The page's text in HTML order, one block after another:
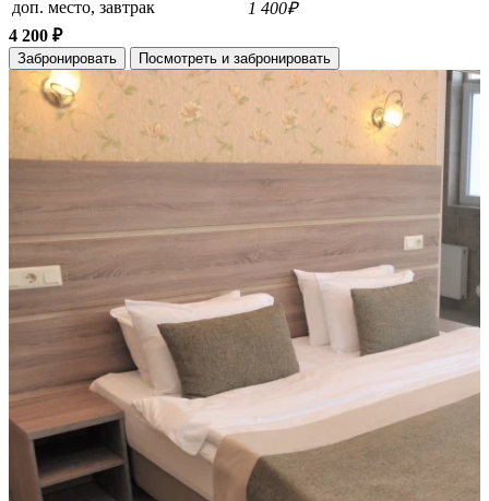
доп. место, завтрак
1 400₽
4 200 ₽
Забронировать Посмотреть и забронировать